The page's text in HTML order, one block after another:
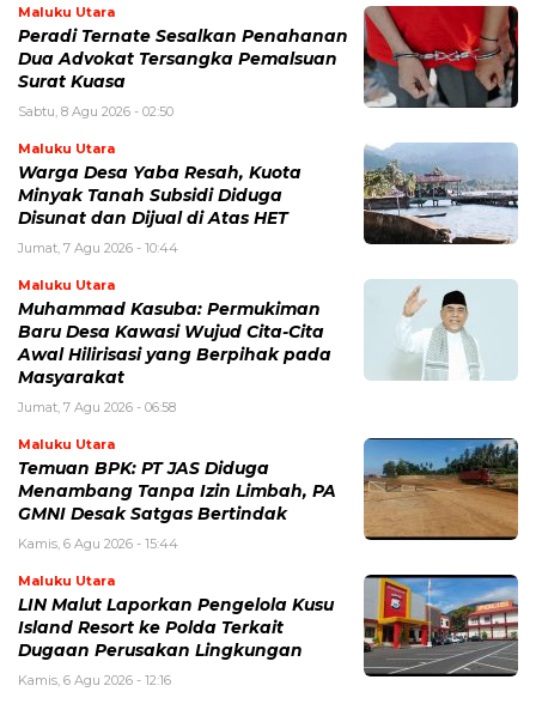
Maluku Utara
Peradi Ternate Sesalkan Penahanan
Dua Advokat Tersangka Pemalsuan
Surat Kuasa
Sabtu, 8 Agu 2026 - 02:50
Maluku Utara
Warga Desa Yaba Resah, Kuota
Minyak Tanah Subsidi Diduga
Disunat dan Dijual di Atas HET
Jumat, 7 Agu 2026 - 10:44
Maluku Utara
Muhammad Kasuba: Permukiman
Baru Desa Kawasi Wujud Cita-Cita
Awal Hilirisasi yang Berpihak pada
Masyarakat
Jumat, 7 Agu 2026 - 06:58
Maluku Utara
Temuan BPK: PT JAS Diduga
Menambang Tanpa Izin Limbah, PA
GMNI Desak Satgas Bertindak
Kamis, 6 Agu 2026 - 15:44
Maluku Utara
LIN Malut Laporkan Pengelola Kusu
Island Resort ke Polda Terkait
Dugaan Perusakan Lingkungan
Kamis, 6 Agu 2026 - 12:16